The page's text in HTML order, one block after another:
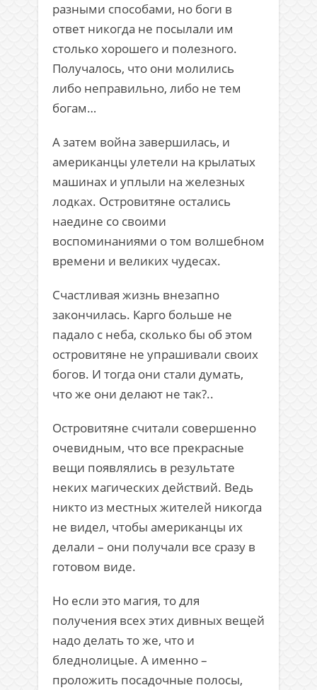
разными способами, но боги в
ответ никогда не посылали им
столько хорошего и полезного.
Получалось, что они молились
либо неправильно, либо не тем
богам…
А затем война завершилась, и
американцы улетели на крылатых
машинах и уплыли на железных
лодках. Островитяне остались
наедине со своими
воспоминаниями о том волшебном
времени и великих чудесах.
Счастливая жизнь внезапно
закончилась. Карго больше не
падало с неба, сколько бы об этом
островитяне не упрашивали своих
богов. И тогда они стали думать,
что же они делают не так?..
Островитяне считали совершенно
очевидным, что все прекрасные
вещи появлялись в результате
неких магических действий. Ведь
никто из местных жителей никогда
не видел, чтобы американцы их
делали – они получали все сразу в
готовом виде.
Но если это магия, то для
получения всех этих дивных вещей
надо делать то же, что и
бледнолицые. А именно –
проложить посадочные полосы,